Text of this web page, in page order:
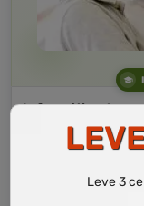
Informática
Leve 3